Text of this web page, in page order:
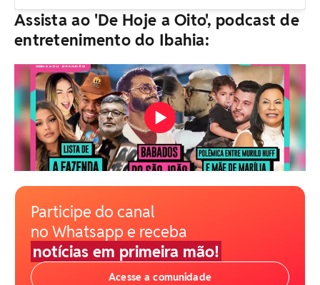
Assista ao 'De Hoje a Oito', podcast de
entretenimento do Ibahia:
Participe do canal
no Whatsapp e receba
notícias em primeira mão!
Acesse a comunidade